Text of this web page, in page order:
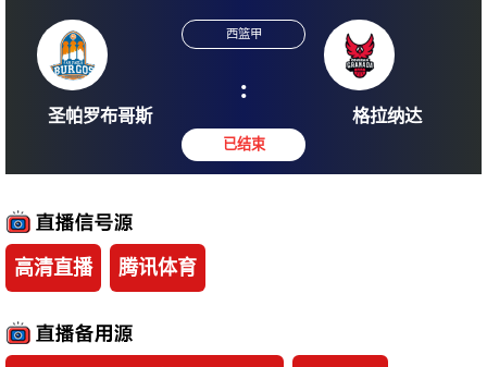
:
高清直播 腾讯体育